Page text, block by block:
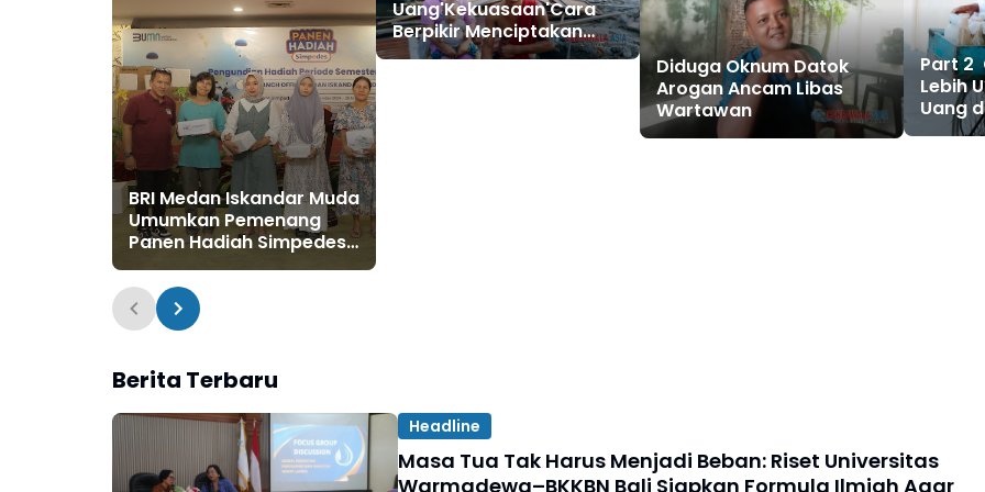
BRI Medan Iskandar Muda
Umumkan Pemenang
Panen Hadiah Simpedes,
Nasabah Dapat Kejutan
Grand Prize dan Hadiah
Uang'Kekuasaan'Cara
Berpikir Menciptakan
Karakteristik Individual
Diduga Oknum Datok
Arogan Ancam Libas
Wartawan
Part 2
Lebih
Uang
dalam
Berita Terbaru
Headline
Masa Tua Tak Harus Menjadi Beban: Riset Universitas
Warmadewa–BKKBN Bali Siapkan Formula Ilmiah Agar